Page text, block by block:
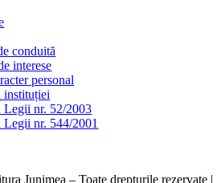
conduită
interese
personal
instituției
Legii nr. 52/2003
Legii nr. 544/2001
Junimea – Toate drepturile rezervate |